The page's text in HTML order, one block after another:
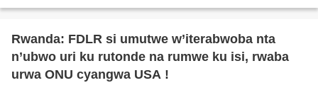
Rwanda: FDLR si umutwe w’iterabwoba nta
n’ubwo uri ku rutonde na rumwe ku isi, rwaba
urwa ONU cyangwa USA !